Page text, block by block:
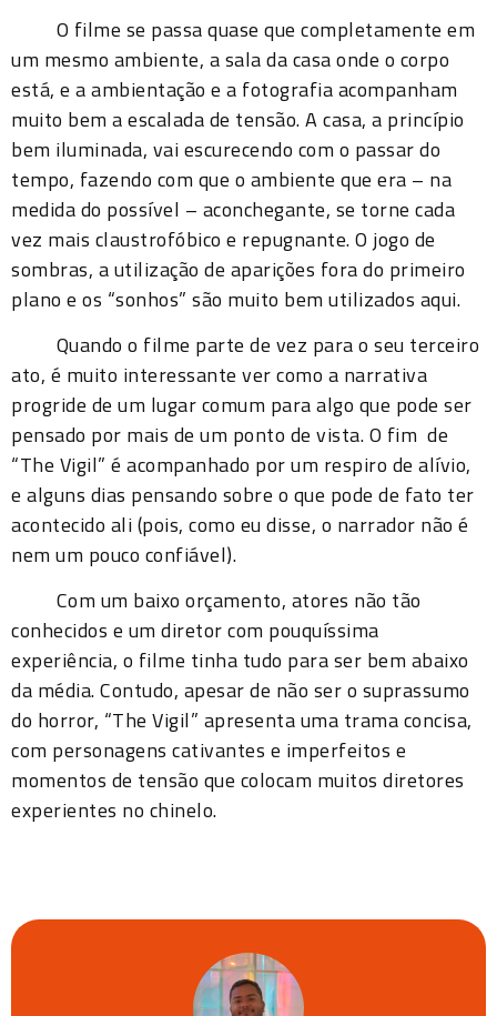
O filme se passa quase que completamente em
um mesmo ambiente, a sala da casa onde o corpo
está, e a ambientação e a fotografia acompanham
muito bem a escalada de tensão. A casa, a princípio
bem iluminada, vai escurecendo com o passar do
tempo, fazendo com que o ambiente que era – na
medida do possível – aconchegante, se torne cada
vez mais claustrofóbico e repugnante. O jogo de
sombras, a utilização de aparições fora do primeiro
plano e os “sonhos” são muito bem utilizados aqui.
Quando o filme parte de vez para o seu terceiro
ato, é muito interessante ver como a narrativa
progride de um lugar comum para algo que pode ser
pensado por mais de um ponto de vista. O fim de
“The Vigil” é acompanhado por um respiro de alívio,
e alguns dias pensando sobre o que pode de fato ter
acontecido ali (pois, como eu disse, o narrador não é
nem um pouco confiável).
Com um baixo orçamento, atores não tão
conhecidos e um diretor com pouquíssima
experiência, o filme tinha tudo para ser bem abaixo
da média. Contudo, apesar de não ser o suprassumo
do horror, “The Vigil” apresenta uma trama concisa,
com personagens cativantes e imperfeitos e
momentos de tensão que colocam muitos diretores
experientes no chinelo.